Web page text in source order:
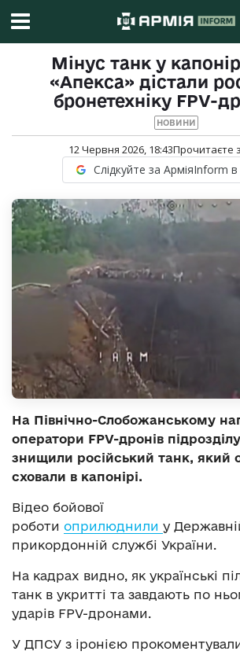
Мінус танк у
«Апекса» дістали
бронетехніку FPV-
НОВИНИ
12 Червня 2026, 18:43Прочитаєте
Слідкуйте за АрміяInform
На Північно-Слобожанському
оператори FPV-дронів
знищили російський танк, який
сховали в капонірі.
Відео бойової
роботи оприлюднили у
прикордонній службі України.
На кадрах видно, як українські
танк в укритті та завдають по
ударів FPV-дронами.
У ДПСУ з іронією